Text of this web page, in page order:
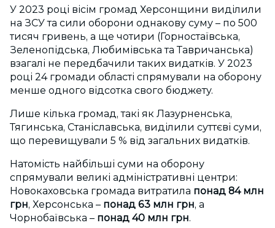
У 2023 році вісім громад Херсонщини виділили
на ЗСУ та сили оборони однакову суму – по 500
тисяч гривень, а ще чотири (Горностаївська,
Зеленопідська, Любимівська та Тавричанська)
взагалі не передбачили таких видатків. У 2023
році 24 громади області спрямували на оборону
менше одного відсотка свого бюджету.
Лише кілька громад, такі як Лазурненська,
Тягинська, Станіславська, виділили суттєві суми,
що перевищували 5 % від загальних видатків.
Натомість найбільші суми на оборону
спрямували великі адміністративні центри:
Новокаховська громада витратила понад 84 млн
грн, Херсонська – понад 63 млн грн, а
Чорнобаївська – понад 40 млн грн.